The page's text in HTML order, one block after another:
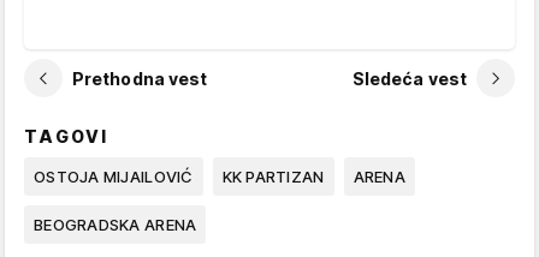
Prethodna vest Sledeća vest
TAGOVI
OSTOJA MIJAILOVIĆ KK PARTIZAN ARENA
BEOGRADSKA ARENA